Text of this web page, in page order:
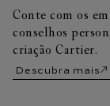
Conte com os
conselhos
criação Cartier.
Descubra mais